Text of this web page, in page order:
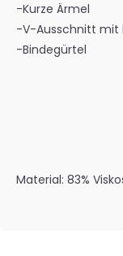
-Kurze Ärmel
-V-Ausschnitt mit
-Bindegürtel
Material: 83%